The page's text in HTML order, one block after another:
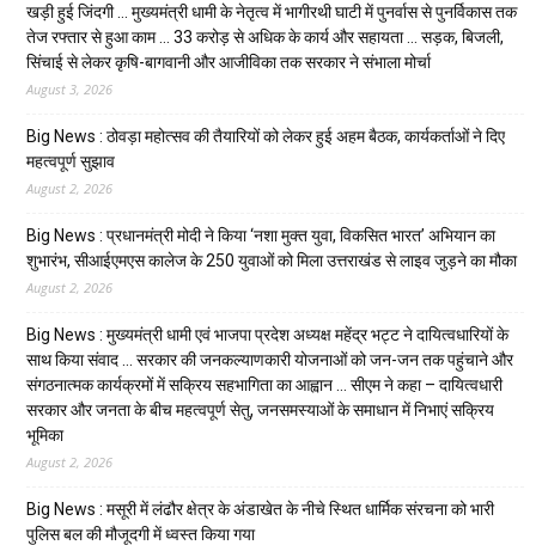
खड़ी हुई जिंदगी … मुख्यमंत्री धामी के नेतृत्व में भागीरथी घाटी में पुनर्वास से पुनर्विकास तक
तेज रफ्तार से हुआ काम … ₹33 करोड़ से अधिक के कार्य और सहायता … सड़क, बिजली,
सिंचाई से लेकर कृषि-बागवानी और आजीविका तक सरकार ने संभाला मोर्चा
August 3, 2026
Big News : ठोवड़ा महोत्सव की तैयारियों को लेकर हुई अहम बैठक, कार्यकर्ताओं ने दिए
महत्वपूर्ण सुझाव
August 2, 2026
Big News : प्रधानमंत्री मोदी ने किया ‘नशा मुक्त युवा, विकसित भारत’ अभियान का
शुभारंभ, सीआईएमएस कालेज के 250 युवाओं को मिला उत्तराखंड से लाइव जुड़ने का मौका
August 2, 2026
Big News : मुख्यमंत्री धामी एवं भाजपा प्रदेश अध्यक्ष महेंद्र भट्ट ने दायित्वधारियों के
साथ किया संवाद … सरकार की जनकल्याणकारी योजनाओं को जन-जन तक पहुंचाने और
संगठनात्मक कार्यक्रमों में सक्रिय सहभागिता का आह्वान … सीएम ने कहा – दायित्वधारी
सरकार और जनता के बीच महत्वपूर्ण सेतु, जनसमस्याओं के समाधान में निभाएं सक्रिय
भूमिका
August 2, 2026
Big News : मसूरी में लंढौर क्षेत्र के अंडाखेत के नीचे स्थित धार्मिक संरचना को भारी
पुलिस बल की मौजूदगी में ध्वस्त किया गया